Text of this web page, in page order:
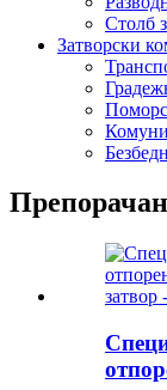
Столб
Затворски